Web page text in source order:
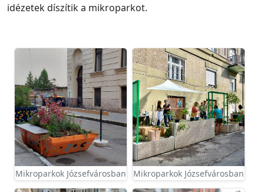
idézetek díszítik a mikroparkot.
Mikroparkok Józsefvárosban Mikroparkok Józsefvárosban